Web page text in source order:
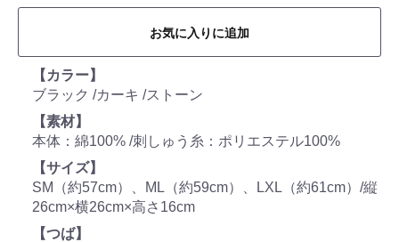
お気に入りに追加
【カラー】
ブラック /カーキ /ストーン
【素材】
本体：綿100% /刺しゅう糸：ポリエステル100%
【サイズ】
SM（約57cm）、ML（約59cm）、LXL（約61cm）/縦
26cm×横26cm×高さ16cm
【つば】